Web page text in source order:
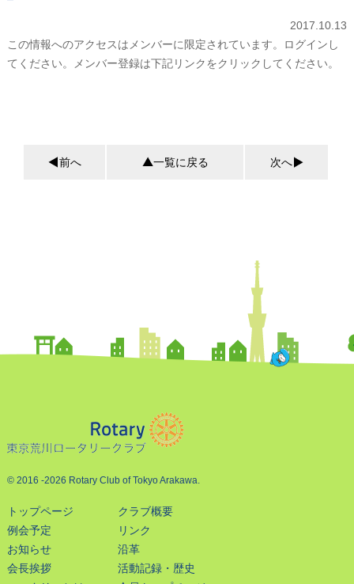
2017.10.13
この情報へのアクセスはメンバーに限定されています。ログインし
てください。メンバー登録は下記リンクをクリックしてください。
前へ 一覧に戻る 次へ
© 2016 -2026 Rotary Club of Tokyo Arakawa.
トップページ
例会予定
お知らせ
会長挨拶
クラブ概要
リンク
沿革
活動記録・歴史